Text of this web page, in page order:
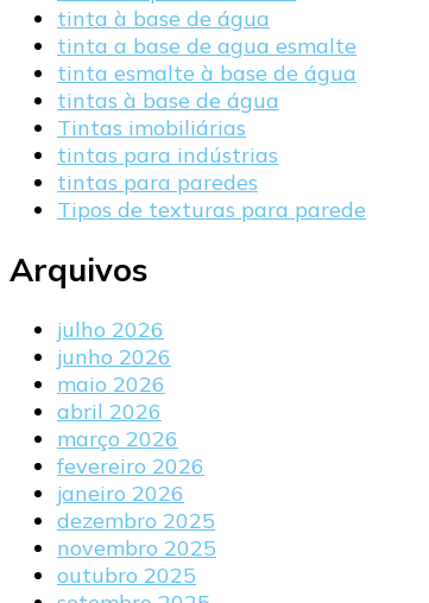
tinta à base de água
tinta a base de agua esmalte
tinta esmalte à base de água
tintas à base de água
Tintas imobiliárias
tintas para indústrias
tintas para paredes
Tipos de texturas para parede
Arquivos
julho 2026
junho 2026
maio 2026
abril 2026
março 2026
fevereiro 2026
janeiro 2026
dezembro 2025
novembro 2025
outubro 2025